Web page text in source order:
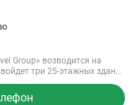
Group» возводится на
три 25-этажных здан...